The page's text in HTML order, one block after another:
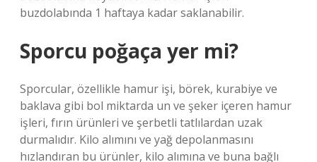
buzdolabında 1 haftaya kadar saklanabilir.
Sporcu poğaça yer mi?
Sporcular, özellikle hamur işi, börek, kurabiye ve
baklava gibi bol miktarda un ve şeker içeren hamur
işleri, fırın ürünleri ve şerbetli tatlılardan uzak
durmalıdır. Kilo alımını ve yağ depolanmasını
hızlandıran bu ürünler, kilo alımına ve buna bağlı